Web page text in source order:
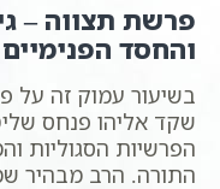
פרשת תצווה –
והחסד
בשיעור עמוק זה על
שקד אליהו פנחס
הפרשיות הסגוליות
התורה. הרב מבהיר